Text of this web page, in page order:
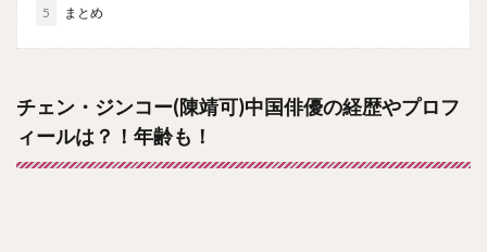
5 まとめ
チェン・ジンコー(陳靖可)中国俳優の経歴やプロフ
ィールは？！年齢も！